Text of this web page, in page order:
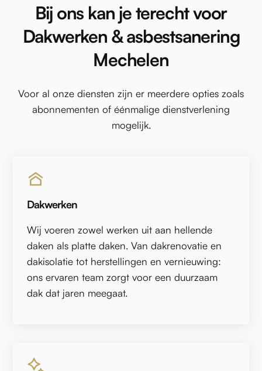
Bij ons kan je terecht voor
Dakwerken & asbestsanering
Mechelen
Voor al onze diensten zijn er meerdere opties zoals
abonnementen of éénmalige dienstverlening
mogelijk.
Dakwerken
Wij voeren zowel werken uit aan hellende
daken als platte daken. Van dakrenovatie en
dakisolatie tot herstellingen en vernieuwing:
ons ervaren team zorgt voor een duurzaam
dak dat jaren meegaat.